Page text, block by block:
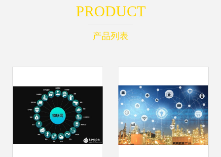
PRODUCT
产品列表